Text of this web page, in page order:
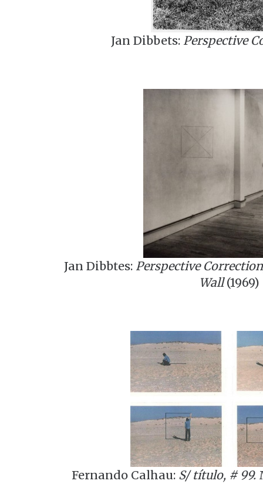
Jan Dibbets: Perspective
Jan Dibbtes:Perspective
Wall(1969)
Fernando Calhau: S/ título, # 99.